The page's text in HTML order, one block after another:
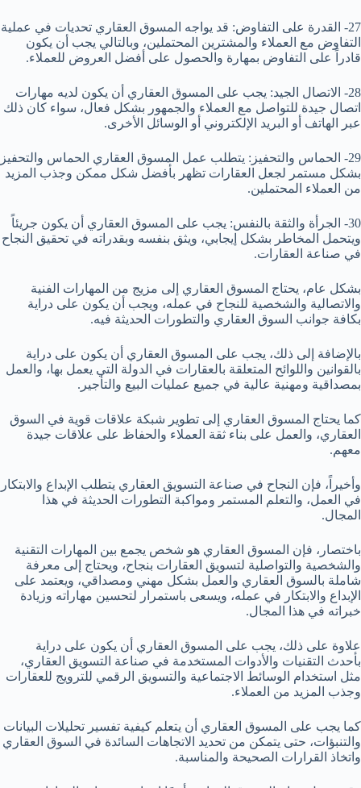
27- القدرة على التفاوض: قد يواجه المسوق العقاري تحديات في عملية
التفاوض مع العملاء والمشترين المحتملين، وبالتالي يجب أن يكون
قادراً على التفاوض بمهارة والحصول على أفضل العروض للعملاء.
28- الاتصال الجيد: يجب على المسوق العقاري أن يكون لديه مهارات
اتصال جيدة للتواصل مع العملاء والجمهور بشكل فعال، سواء كان ذلك
عبر الهاتف أو البريد الإلكتروني أو الوسائل الأخرى.
29- الحماس والتحفيز: يتطلب عمل المسوق العقاري الحماس والتحفيز
بشكل مستمر لجعل العقارات تظهر بأفضل شكل ممكن وجذب المزيد
من العملاء المحتملين.
30- الجرأة والثقة بالنفس: يجب على المسوق العقاري أن يكون جريئاً
ويتحمل المخاطر بشكل إيجابي، ويثق بنفسه وبقدراته في تحقيق النجاح
في صناعة العقارات.
بشكل عام، يحتاج المسوق العقاري إلى مزيج من المهارات الفنية
والاتصالية والشخصية للنجاح في عمله، ويجب أن يكون على دراية
بكافة جوانب السوق العقاري والتطورات الحديثة فيه.
بالإضافة إلى ذلك، يجب على المسوق العقاري أن يكون على دراية
بالقوانين واللوائح المتعلقة بالعقارات في الدولة التي يعمل بها، والعمل
بمصداقية ومهنية عالية في جميع عمليات البيع والتأجير.
كما يحتاج المسوق العقاري إلى تطوير شبكة علاقات قوية في السوق
العقاري، والعمل على بناء ثقة العملاء والحفاظ على علاقات جيدة
معهم.
وأخيراً، فإن النجاح في صناعة التسويق العقاري يتطلب الإبداع والابتكار
في العمل، والتعلم المستمر ومواكبة التطورات الحديثة في هذا
المجال.
باختصار، فإن المسوق العقاري هو شخص يجمع بين المهارات التقنية
والشخصية والتواصلية لتسويق العقارات بنجاح، ويحتاج إلى معرفة
شاملة بالسوق العقاري والعمل بشكل مهني ومصداقي، ويعتمد على
الإبداع والابتكار في عمله، ويسعى باستمرار لتحسين مهاراته وزيادة
خبراته في هذا المجال.
علاوة على ذلك، يجب على المسوق العقاري أن يكون على دراية
بأحدث التقنيات والأدوات المستخدمة في صناعة التسويق العقاري،
مثل استخدام الوسائط الاجتماعية والتسويق الرقمي للترويج للعقارات
وجذب المزيد من العملاء.
كما يجب على المسوق العقاري أن يتعلم كيفية تفسير تحليلات البيانات
والتنبؤات، حتى يتمكن من تحديد الاتجاهات السائدة في السوق العقاري
واتخاذ القرارات الصحيحة والمناسبة.